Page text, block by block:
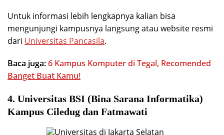
Untuk informasi lebih lengkapnya kalian bisa
mengunjungi kampusnya langsung atau website resmi
dari Universitas Pancasila.
Baca juga:6 Kampus Komputer di Tegal, Recomended
Banget Buat Kamu!
4. Universitas BSI (Bina Sarana Informatika)
Kampus Ciledug dan Fatmawati